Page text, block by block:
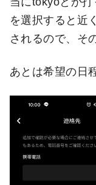
を選択すると近
されるので、そ
あとは希望の日